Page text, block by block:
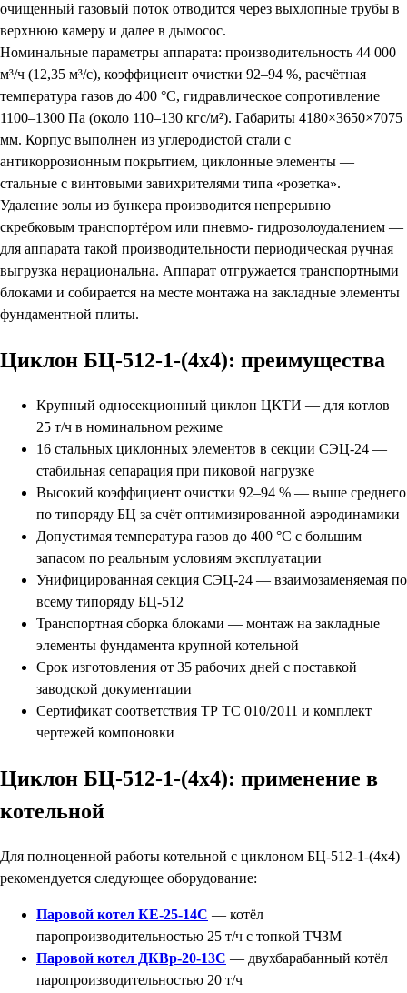
очищенный газовый поток отводится через выхлопные трубы в
верхнюю камеру и далее в дымосос.
Номинальные параметры аппарата: производительность 44 000
м³/ч (12,35 м³/с), коэффициент очистки 92–94 %, расчётная
температура газов до 400 °С, гидравлическое сопротивление
1100–1300 Па (около 110–130 кгс/м²). Габариты 4180×3650×7075
мм. Корпус выполнен из углеродистой стали с
антикоррозионным покрытием, циклонные элементы —
стальные с винтовыми завихрителями типа «розетка».
Удаление золы из бункера производится непрерывно
скребковым транспортёром или пневмо- гидрозолоудалением —
для аппарата такой производительности периодическая ручная
выгрузка нерациональна. Аппарат отгружается транспортными
блоками и собирается на месте монтажа на закладные элементы
фундаментной плиты.
Циклон БЦ-512-1-(4х4): преимущества
Крупный односекционный циклон ЦКТИ — для котлов
25 т/ч в номинальном режиме
16 стальных циклонных элементов в секции СЭЦ-24 —
стабильная сепарация при пиковой нагрузке
Высокий коэффициент очистки 92–94 % — выше среднего
по типоряду БЦ за счёт оптимизированной аэродинамики
Допустимая температура газов до 400 °С с большим
запасом по реальным условиям эксплуатации
Унифицированная секция СЭЦ-24 — взаимозаменяемая по
всему типоряду БЦ-512
Транспортная сборка блоками — монтаж на закладные
элементы фундамента крупной котельной
Срок изготовления от 35 рабочих дней с поставкой
заводской документации
Сертификат соответствия ТР ТС 010/2011 и комплект
чертежей компоновки
Циклон БЦ-512-1-(4х4): применение в
котельной
Для полноценной работы котельной с циклоном БЦ-512-1-(4х4)
рекомендуется следующее оборудование:
Паровой котел КЕ-25-14С — котёл
паропроизводительностью 25 т/ч с топкой ТЧЗМ
Паровой котел ДКВр-20-13C — двухбарабанный котёл
паропроизводительностью 20 т/ч